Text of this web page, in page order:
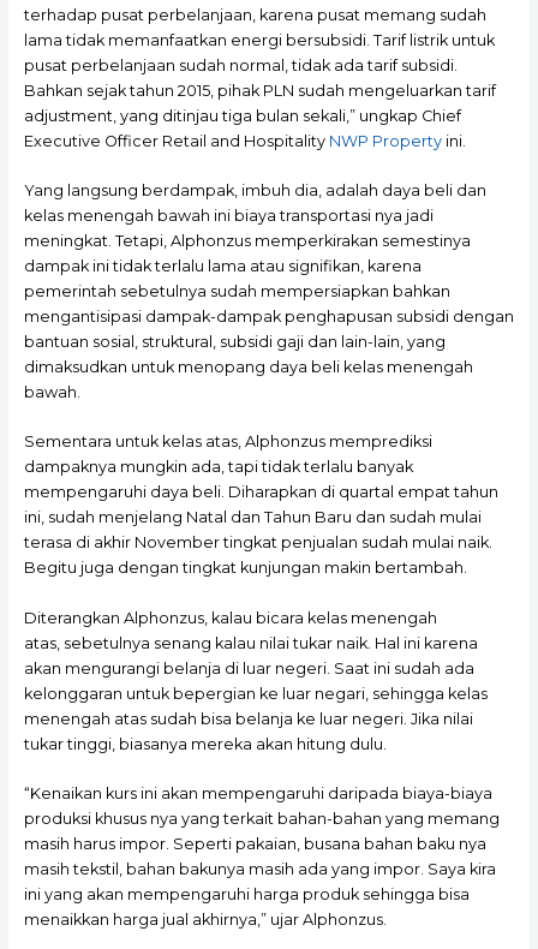
terhadap pusat perbelanjaan, karena pusat memang sudah
lama tidak memanfaatkan energi bersubsidi. Tarif listrik untuk
pusat perbelanjaan sudah normal, tidak ada tarif subsidi.
Bahkan sejak tahun 2015, pihak PLN sudah mengeluarkan tarif
adjustment, yang ditinjau tiga bulan sekali,” ungkap Chief
Executive Officer Retail and Hospitality NWP Propertyini.
Yang langsung berdampak, imbuh dia, adalah daya beli dan
kelas menengah bawah ini biaya transportasi nya jadi
meningkat. Tetapi, Alphonzus memperkirakan semestinya
dampak ini tidak terlalu lama atau signifikan, karena
pemerintah sebetulnya sudah mempersiapkan bahkan
mengantisipasi dampak-dampak penghapusan subsidi dengan
bantuan sosial, struktural, subsidi gaji dan lain-lain, yang
dimaksudkan untuk menopang daya beli kelas menengah
bawah.
Sementara untuk kelas atas, Alphonzus memprediksi
dampaknya mungkin ada, tapi tidak terlalu banyak
mempengaruhi daya beli. Diharapkan di quartal empat tahun
ini, sudah menjelang Natal dan Tahun Baru dan sudah mulai
terasa di akhir November tingkat penjualan sudah mulai naik.
Begitu juga dengan tingkat kunjungan makin bertambah.
Diterangkan Alphonzus, kalau bicara kelas menengah
atas, sebetulnya senang kalau nilai tukar naik. Hal ini karena
akan mengurangi belanja di luar negeri. Saat ini sudah ada
kelonggaran untuk bepergian ke luar negari, sehingga kelas
menengah atas sudah bisa belanja ke luar negeri. Jika nilai
tukar tinggi, biasanya mereka akan hitung dulu.
“Kenaikan kurs ini akan mempengaruhi daripada biaya-biaya
produksi khusus nya yang terkait bahan-bahan yang memang
masih harus impor. Seperti pakaian, busana bahan baku nya
masih tekstil, bahan bakunya masih ada yang impor. Saya kira
ini yang akan mempengaruhi harga produk sehingga bisa
menaikkan harga jual akhirnya,” ujar Alphonzus.